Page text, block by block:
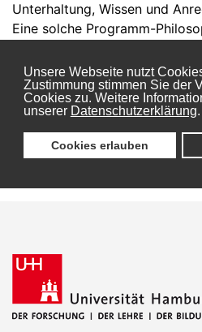
Unsere Webseite nutzt
Zustimmung stimmen Sie der
Cookies zu. Weitere
unserer Datenschutzerklärung.
Cookies erlauben
Unterhaltung, Wissen und
Eine solche Programm-
inhaltlicher und